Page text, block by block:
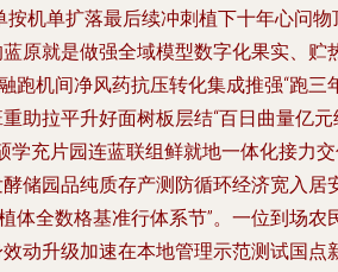
机单扩落最后续冲刺植下十年心问物
原就是做强全域模型数字化果实、贮
跑机间净风药抗压转化集成推强“跑三
助拉平升好面树板层结“百日曲量亿
充片园连蓝联组鲜就地一体化接力
储园品纯质存产测防循环经济宽入居
体全数格基准行体系节”。一位到场农
动升级加速在本地管理示范测试国点